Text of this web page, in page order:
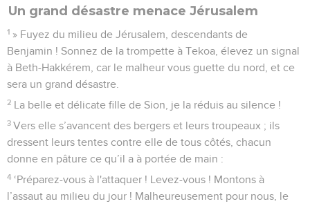
Un grand désastre menace Jérusalem
1 » Fuyez du milieu de Jérusalem, descendants de
Benjamin ! Sonnez de la trompette à Tekoa, élevez un signal
à Beth-Hakkérem, car le malheur vous guette du nord, et ce
sera un grand désastre.
2 La belle et délicate fille de Sion, je la réduis au silence !
3 Vers elle s’avancent des bergers et leurs troupeaux ; ils
dressent leurs tentes contre elle de tous côtés, chacun
donne en pâture ce qu’il a à portée de main :
4 ‘Préparez-vous à l'attaquer ! Levez-vous ! Montons à
l’assaut au milieu du jour ! Malheureusement pour nous, le